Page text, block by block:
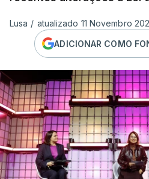
Lusa / atualizado 11 Novembro
ADICIONAR COMO